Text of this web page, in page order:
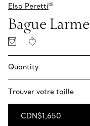
Elsa PerettiMD
Bague Larme
Quantity
Trouver votre taille
CDN$1,650